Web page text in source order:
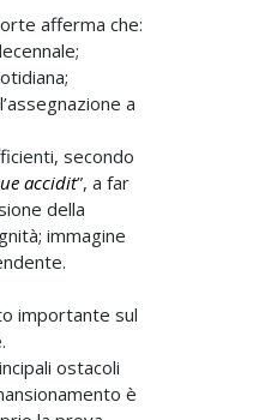
afferma che:
a
secondo
accidit”, a far
della
immagine
importante sul
ostacoli
è